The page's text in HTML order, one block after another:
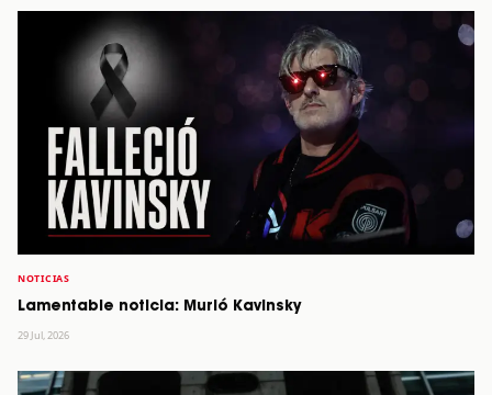
NOTICIAS
Lamentable noticia: Murió Kavinsky
29 Jul, 2026